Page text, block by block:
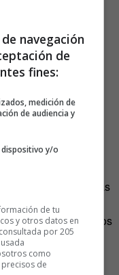
pero
ver en algunas zonas
Sacra, y en el
buenos ejemplos
la Torre.
navegación
de
fines:
medición de
de audiencia y
y/o
de tu
y otros datos en
por 205
como
de